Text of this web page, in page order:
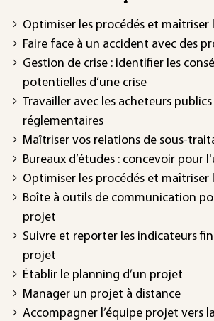
Optimiser les procédés et maîtriser
Faire face à un accident avec des
Gestion de crise : identifier les
potentielles d’une crise
Travailler avec les acheteurs publics
réglementaires
Maîtriser vos relations de sous-
Bureaux d’études : concevoir pour
Optimiser les procédés et maîtriser
Boîte à outils de communication
projet
Suivre et reporter les indicateurs
projet
Établir le planning d’un projet
Manager un projet à distance
Accompagner l’équipe projet vers